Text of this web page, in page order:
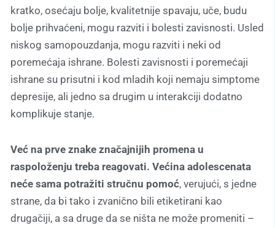
kratko, osećaju bolje, kvalitetnije spavaju, uče, budu
bolje prihvaćeni, mogu razviti i bolesti zavisnosti. Usled
niskog samopouzdanja, mogu razviti i neki od
poremećaja ishrane. Bolesti zavisnosti i poremećaji
ishrane su prisutni i kod mladih koji nemaju simptome
depresije, ali jedno sa drugim u interakciji dodatno
komplikuje stanje.
Već na prve znake značajnijih promena u
raspoloženju treba reagovati. Većina adolescenata
neće sama potražiti stručnu pomoć, verujući, s jedne
strane, da bi tako i zvanično bili etiketirani kao
drugačiji, a sa druge da se ništa ne može promeniti –